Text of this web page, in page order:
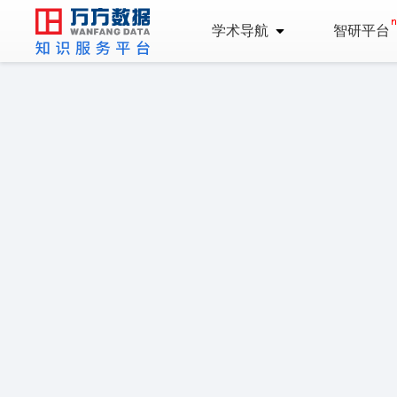
学术导航 智研平台